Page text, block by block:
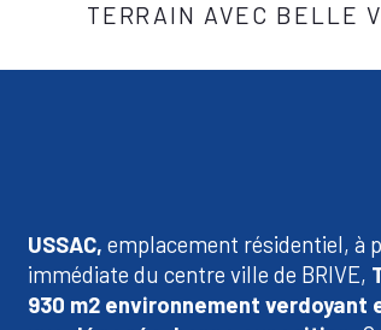
TERRAIN AVEC BELLE
USSAC, emplacement résidentiel, à
immédiate du centre ville de BRIVE,
930 m2 environnement verdoyant